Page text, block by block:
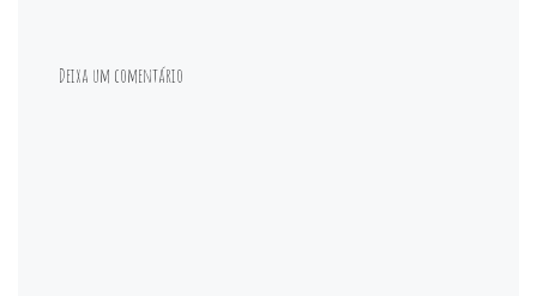
Deixa um comentário